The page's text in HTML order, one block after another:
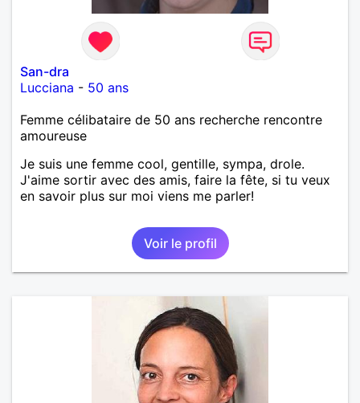
San-dra
Lucciana - 50 ans
Femme célibataire de 50 ans recherche rencontre
amoureuse
Je suis une femme cool, gentille, sympa, drole.
J'aime sortir avec des amis, faire la fête, si tu veux
en savoir plus sur moi viens me parler!
Voir le profil